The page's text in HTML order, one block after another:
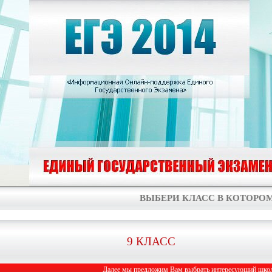
ВЫБЕРИ КЛАСС В
9 КЛАСС
Далее мы предложим Вам выбрать интересующий